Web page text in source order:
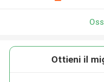
Ottieni il